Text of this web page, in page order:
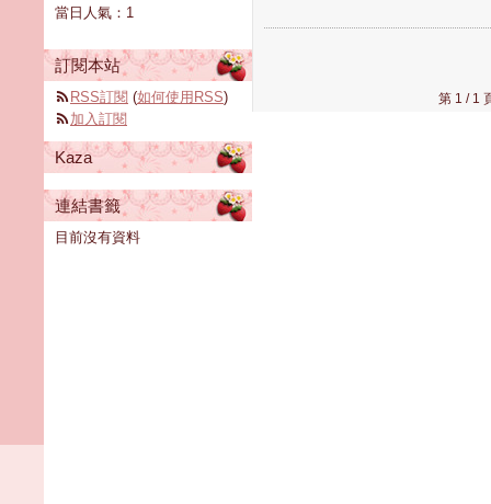
第 1 /
當日人氣： 1
訂閱本站
RSS訂閱 (如何使用RSS)
加入訂閱
Kaza
連結書籤
目前沒有資料